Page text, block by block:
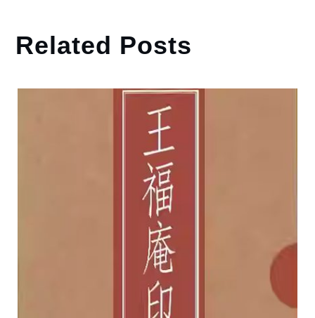
Related Posts